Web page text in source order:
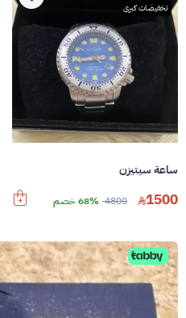
تخفيضات كبرى
ساعة سيتيزن
1500
4800 68% خصم